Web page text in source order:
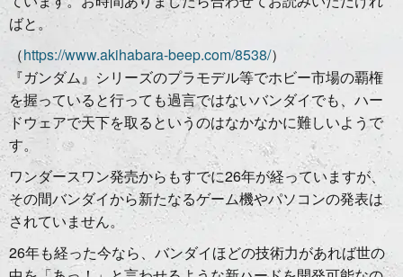
ばと。
（https://www.akihabara-beep.com/8538/）
『ガンダム』シリーズのプラモデル等でホビー市場の覇権
を握っていると行っても過言ではないバンダイでも、ハー
ドウェアで天下を取るというのはなかなかに難しいようで
す。
ワンダースワン発売からもすでに26年が経っていますが、
その間バンダイから新たなるゲーム機やパソコンの発表は
されていません。
26年も経った今なら、バンダイほどの技術力があれば世の